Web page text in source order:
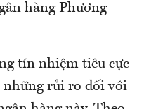
hàng Phương
tín nhiệm tiêu cực
những rủi ro đối với